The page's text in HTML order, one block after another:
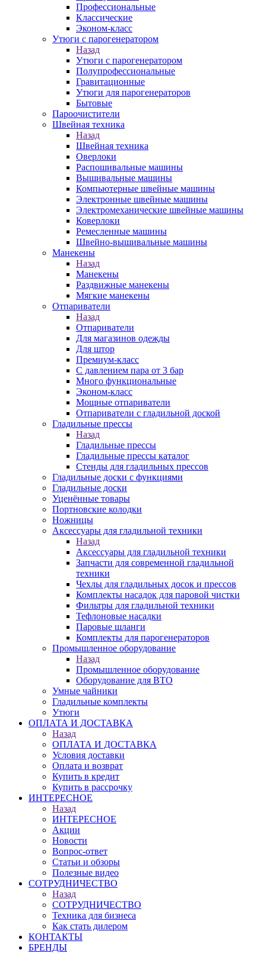
Профессиональные
Классические
Эконом-класс
Утюги с парогенератором
Назад
Утюги с парогенератором
Полупрофессиональные
Гравитационные
Утюги для парогенераторов
Бытовые
Пароочистители
Швейная техника
Назад
Швейная техника
Оверлоки
Распошивальные машины
Вышивальные машины
Компьютерные швейные машины
Электронные швейные машины
Электромеханические швейные машины
Коверлоки
Ремесленные машины
Швейно-вышивальные машины
Манекены
Назад
Манекены
Раздвижные манекены
Мягкие манекены
Отпариватели
Назад
Отпариватели
Для магазинов одежды
Для штор
Премиум-класс
С давлением пара от 3 бар
Много функциональные
Эконом-класс
Мощные отпариватели
Отпариватели с гладильной доской
Гладильные прессы
Назад
Гладильные прессы
Гладильные прессы каталог
Стенды для гладильных прессов
Гладильные доски с функциями
Гладильные доски
Уценённые товары
Портновские колодки
Ножницы
Аксессуары для гладильной техники
Назад
Аксессуары для гладильной техники
Запчасти для современной гладильной
техники
Чехлы для гладильных досок и прессов
Комплекты насадок для паровой чистки
Фильтры для гладильной техники
Тефлоновые насадки
Паровые шланги
Комплекты для парогенераторов
Промышленное оборудование
Назад
Промышленное оборудование
Оборудование для ВТО
Умные чайники
Гладильные комплекты
Утюги
ОПЛАТА И ДОСТАВКА
Назад
ОПЛАТА И ДОСТАВКА
Условия доставки
Оплата и возврат
Купить в кредит
Купить в рассрочку
ИНТЕРЕСНОЕ
Назад
ИНТЕРЕСНОЕ
Акции
Новости
Вопрос-ответ
Статьи и обзоры
Полезные видео
СОТРУДНИЧЕСТВО
Назад
СОТРУДНИЧЕСТВО
Техника для бизнеса
Как стать дилером
КОНТАКТЫ
БРЕНДЫ